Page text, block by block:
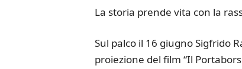
La storia prende vita con la
Sul palco il 16 giugno Sigfrido
proiezione del film “Il